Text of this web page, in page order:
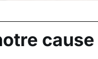
cause